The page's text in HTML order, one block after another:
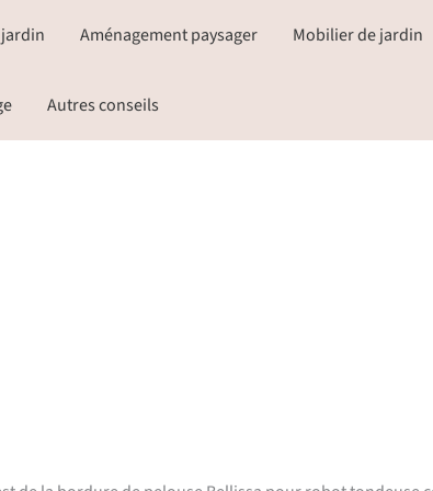
Aménagement paysager Mobilier de jardin
Autres conseils